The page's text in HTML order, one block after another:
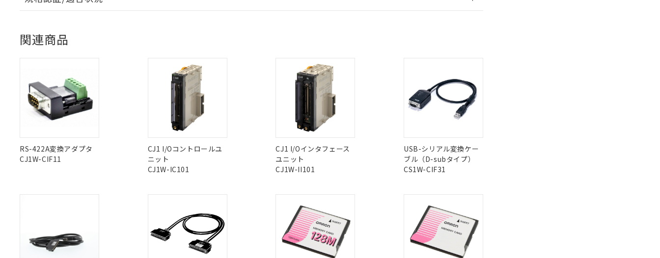
ダウンロードデータをご利用いただく前に、以下を必ずお読みください。
ソフトウェアの使用条件
EU RoHS 注意事項・凡例
対応状況 ※1
ダウンロードはこちら
中国 RoHS 注意事項・凡例
中国 RoHS表
Pb Cd PBBs DIBP
"対応済み"や非含有の記載がされた商品であっても、流通在庫等で未対応品が混在する可能性があります。
非含有品が必要な際は、弊社営業部門もしくは販売店へお問い合わせください。
Yes
LR型式承認
（イギリス
船舶規格）
DNV型式承認
（ノルウェー
船舶規格）
BV型式承認
（フランス
船舶規格）
NK型式承認
ABS型式承認
（アメリカ
船舶規格）
この製品の規格認証/適合状況ページへ
関連商品
RS-422A変換アダプタ
CJ1W-CIF11
CJ1 I/Oコントロールユ
ニット
CJ1W-IC101
CJ1 I/Oインタフェース
ユニット
CJ1W-II101
USB-シリアル変換ケー
ブル（D-subタイプ）
CS1W-CIF31
のであり、閲覧された時点での実際の在庫および標準価格とは異なる場合があることをご了承くださ
い。
正式な納期状況および標準価格はお客様のお取引先、またはお客様担当のオムロン制御機器販売店・
当社販売員にご相談ください。
オムロン制御機器販売店や当社販売拠点は「 販売ネットワーク
」をご確認ください。
在庫状況および標準価格結果を当社の事前の承諾なく第三者に漏洩または開示しないようお願いしま
す。
マイパーツ機能（部品リスト作成サービス）をご利用いただくには、I-Webメンバーズにご登録され
ている必要があります。
お客様が当ウェブサイト上で当社にご登録された部品リストについて、当社および当社の共同利用者
が、当社の製品・サービスに関するお客様との取引・商談に必要な範囲で利用することをご了承くだ
さい。
フタル酸エステル類の４物質については閾値を超える意図的な使用がないことを確認しています。
※2 対応予定月
部品在庫の切り替え状況などにより、予定月が前後することがあります。
※3 非含有証明書ダウンロード
下記の非含有証明書をダウンロードすることができます。
※本証明書は発行日時点で非含有を証明するもので、過去に遡って非含有を証明するものではありません。
また、RoHS指令のフタル酸エステル類４物質の対応では、対応完了までの期間は出荷製品に未対応品が
混在することから備考欄に対応日を記載しておりました。
既に当社にて対応品への在庫切替を完了していることから、特段のことがない限り、2022年1月12日よ
り割愛しております。
「×」：最大均質材料含有率が中国RoHSの基準値を超えていることを示します。
Cr(Ⅵ)(六価クロム) : 1000ppm、 PBBs(ポリ臭化ビフェニル類) : 1000ppm、 PBDEs(ポリ臭化ジフェニルエーテル類) : 1000ppm、
DBP(フタル酸ジブチル) : 1000ppm、 DIBP(フタル酸ジイソブチル) : 1000ppm、 BBP(フタル酸ブチルベンジル) : 1000ppm、
DEHP(フタル酸ビス(2-エチルヘキシル)) : 1000ppm
※2 環境保護使用期限
「ｅ」：有害物質（10物質）のすべてが基準値以下であることを示します。
「10」：通常の使用状況下において有害物質が外部に漏えいし、環境に深刻な影響を及ぼさない年数を意
味します。
「－」：未確認です。当社販売部門へお問い合わせください。
ます。
当社は貴社製品を、核兵器、ミサイル、化学兵器、生物兵器またはその他武器並びにこれらの製造装
置等に一切使用いたしません。
当社は、貴社製品を第三者に販売する場合は、上記1、2および3の内容を当該第三者に通知します。
また当社は、販売先および販売に係わる関係者が違法に輸出するおそれがある場合は、取り引きをい
たしません。
合意する キャンセル
一定数以上の在庫あり
△ 一定数には満たないが在庫あり
在庫なし(最新の在庫状況については、お客様のお取引先、またはお客様担当のオムロン制御
機器販売店・当社販売員にご確認ください)
空
白
受注生産機種、また在庫状況の情報を公開していない機種